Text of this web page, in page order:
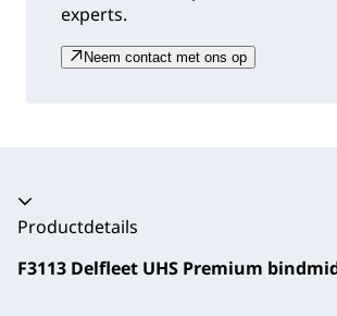
experts.
Neem contact met ons op
Productdetails
F3113 Delfleet UHS Premium